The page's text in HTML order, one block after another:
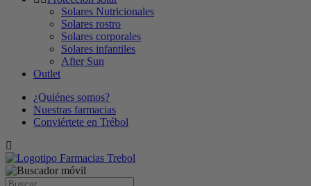
Solares Nutricionales
Solares rostro
Solares corporales
Solares infantiles
After Sun
Outlet
¿Quiénes somos?
Nuestras farmacias
Conviértete en Trébol